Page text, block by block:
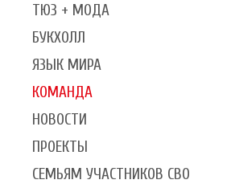
ТЮЗ + МОДА
БУКХОЛЛ
ЯЗЫК МИРА
КОМАНДА
НОВОСТИ
ПРОЕКТЫ
СЕМЬЯМ УЧАСТНИКОВ СВО